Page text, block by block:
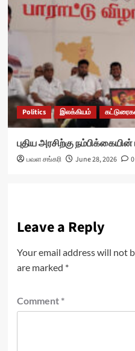
Politics இலக்கியம்
புதிய அரசிற்கு நம்பிக்கையின்
பவள சங்கரி June 28, 2026 0
Leave a Reply
Your email address will not
are marked *
Comment *